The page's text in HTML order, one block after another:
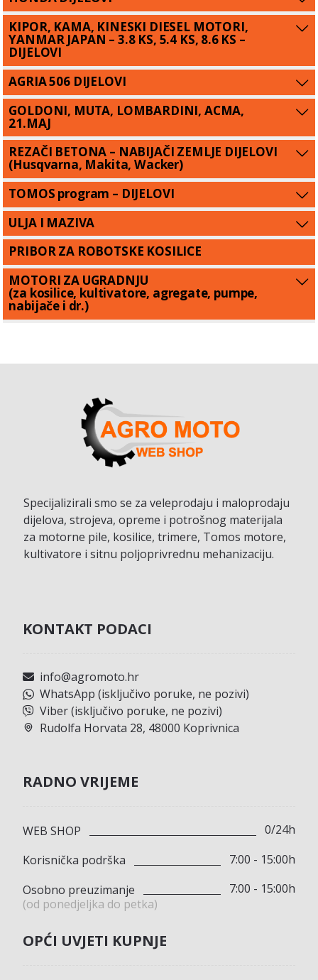
KIPOR, KAMA, KINESKI DIESEL MOTORI,
YANMAR JAPAN – 3.8 KS, 5.4 KS, 8.6 KS –
DIJELOVI
AGRIA 506 DIJELOVI
GOLDONI, MUTA, LOMBARDINI, ACMA,
21.MAJ
REZAČI BETONA – NABIJAČI ZEMLJE DIJELOVI
(Husqvarna, Makita, Wacker)
TOMOS program – DIJELOVI
ULJA I MAZIVA
PRIBOR ZA ROBOTSKE KOSILICE
MOTORI ZA UGRADNJU
(za kosilice, kultivatore, agregate, pumpe,
nabijače i dr.)
Specijalizirali smo se za veleprodaju i maloprodaju
dijelova, strojeva, opreme i potrošnog materijala
za motorne pile, kosilice, trimere, Tomos motore,
kultivatore i sitnu poljoprivrednu mehanizaciju.
KONTAKT PODACI
info@agromoto.hr
WhatsApp (isključivo poruke, ne pozivi)
Viber (isključivo poruke, ne pozivi)
Rudolfa Horvata 28, 48000 Koprivnica
RADNO VRIJEME
WEB SHOP
0/24h
Korisnička podrška
7:00 - 15:00h
Osobno preuzimanje
(od ponedjeljka do petka)
7:00 - 15:00h
OPĆI UVJETI KUPNJE